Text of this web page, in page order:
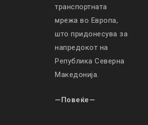
транспортната
мрежа во Европа,
што придонесува за
напредокот на
Република Северна
Македонија.
—Повеќе—